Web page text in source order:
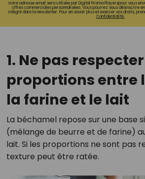
Votre adresse email sera utilisée par Digital Prisma Playerspour vous
offres commerciales personnalisées. Vous pourrez vous désinscrire
intégré dans la newsletter. Pour en savoir plus et exercer vos droits,
Confidentialité.
1. Ne pas
proportions entre
la farine et le lait
La béchamel repose sur une base
(mélange de beurre et de farine)
lait. Si les proportions ne sont pas
texture peut être ratée.